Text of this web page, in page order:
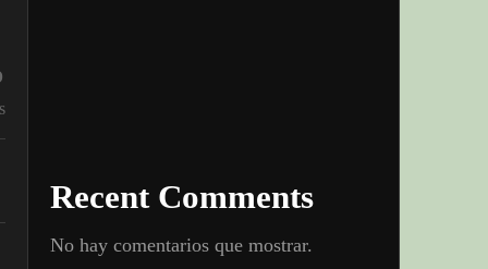
Recent Comments
No hay comentarios que mostrar.